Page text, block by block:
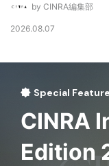
by CINRA編集部
2026.08.07
Special Feature
CINRA
Edition